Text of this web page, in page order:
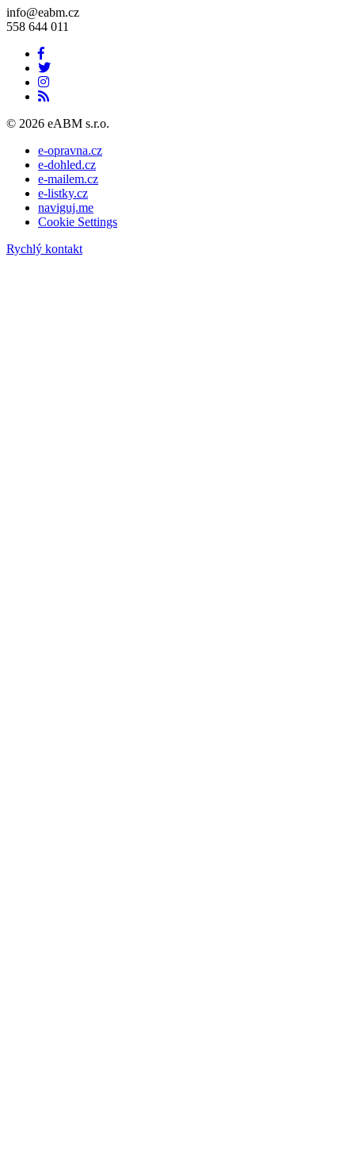
info@eabm.cz
558 644 011
© 2026 eABM s.r.o.
e-opravna.cz
e-dohled.cz
e-mailem.cz
e-listky.cz
naviguj.me
Cookie Settings
Rychlý kontakt